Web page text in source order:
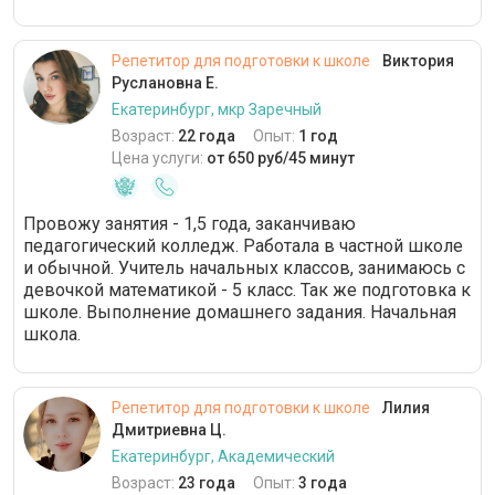
Репетитор для подготовки к школе
Виктория
Руслановна Е.
Екатеринбург, мкр Заречный
Возраст: 22 года Опыт: 1 год
Цена услуги: от 650 руб/45 минут
Провожу занятия - 1,5 года, заканчиваю
педагогический колледж. Работала в частной школе
и обычной. Учитель начальных классов, занимаюсь с
девочкой математикой - 5 класс. Так же подготовка к
школе. Выполнение домашнего задания. Начальная
школа.
Репетитор для подготовки к школе
Лилия
Дмитриевна Ц.
Екатеринбург, Академический
Возраст: 23 года Опыт: 3 года